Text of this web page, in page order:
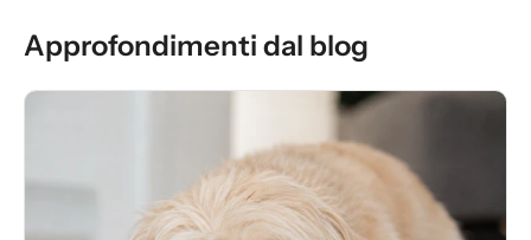
Approfondimenti dal blog